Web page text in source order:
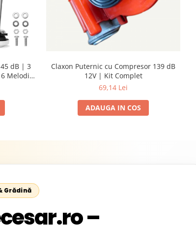
dB | 3
Melodii
Claxon Puternic cu Compresor 139 dB
12V | Kit Complet
69,14 Lei
ADAUGA IN COS
Grădină
–